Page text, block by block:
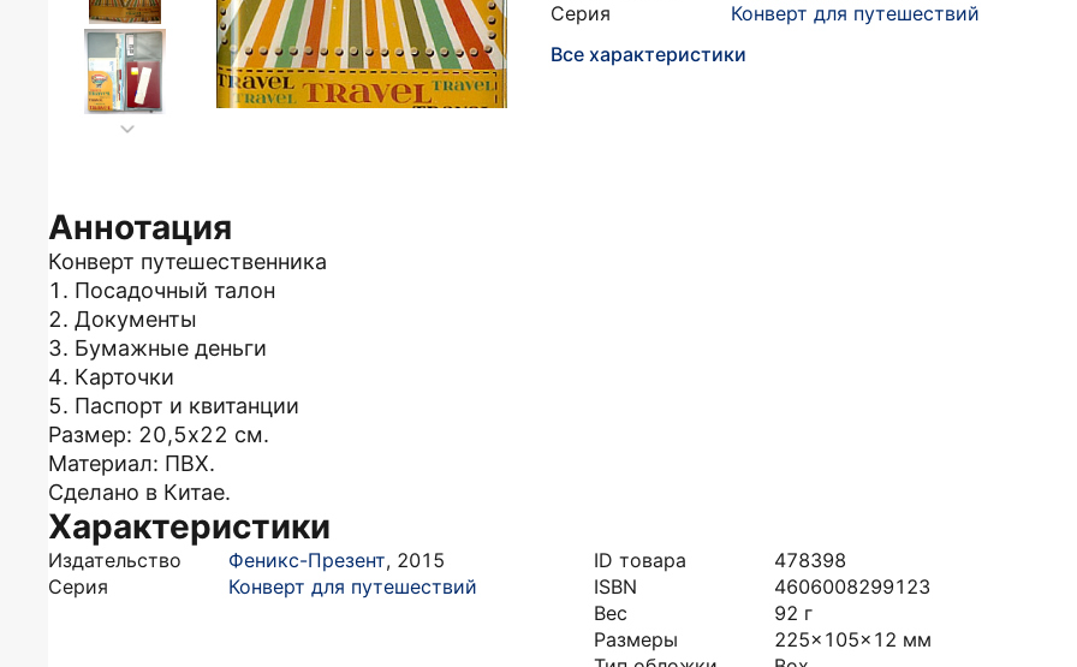
Серия
Конверт для путешествий
Все характеристики
Аннотация
Конверт путешественника
1. Посадочный талон
2. Документы
3. Бумажные деньги
4. Карточки
5. Паспорт и квитанции
Размер: 20,5х22 см.
Материал: ПВХ.
Сделано в Китае.
Характеристики
Издательство Феникс-Презент, 2015
Серия
Конверт для путешествий
ID товара
478398
ISBN
4606008299123
Вес
92 г
Размеры
225x105x12 мм